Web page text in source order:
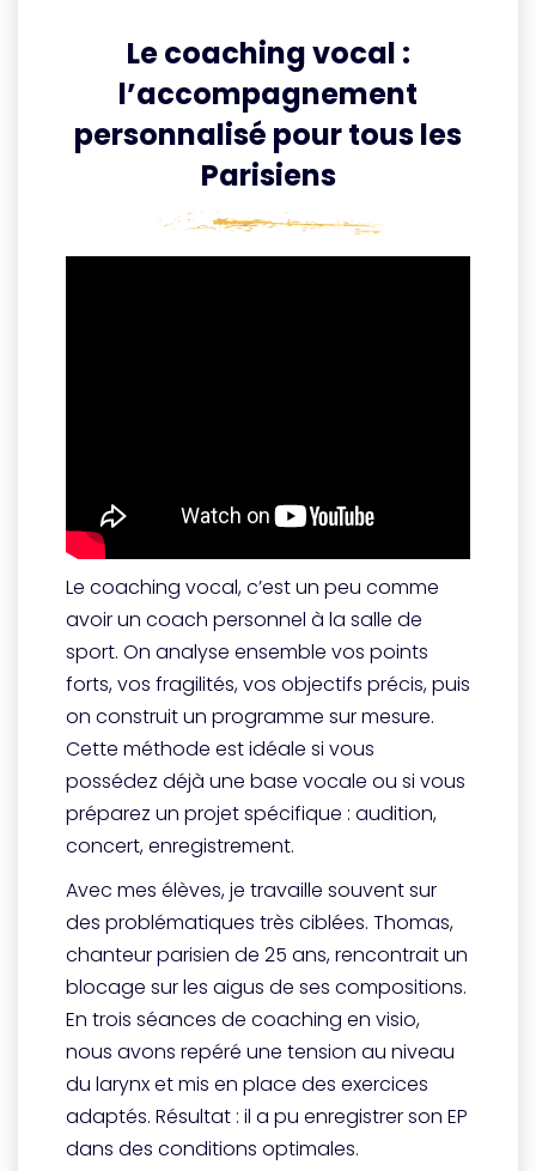
Le coaching vocal :
l’accompagnement
personnalisé pour tous les
Parisiens
Le coaching vocal, c’est un peu comme
avoir un coach personnel à la salle de
sport. On analyse ensemble vos points
forts, vos fragilités, vos objectifs précis, puis
on construit un programme sur mesure.
Cette méthode est idéale si vous
possédez déjà une base vocale ou si vous
préparez un projet spécifique : audition,
concert, enregistrement.
Avec mes élèves, je travaille souvent sur
des problématiques très ciblées. Thomas,
chanteur parisien de 25 ans, rencontrait un
blocage sur les aigus de ses compositions.
En trois séances de coaching en visio,
nous avons repéré une tension au niveau
du larynx et mis en place des exercices
adaptés. Résultat : il a pu enregistrer son EP
dans des conditions optimales.